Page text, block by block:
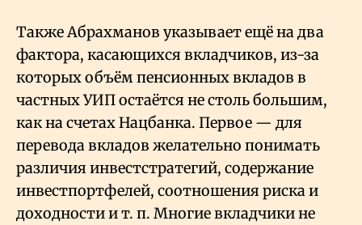
Также Абрахманов указывает ещё на два
фактора, касающихся вкладчиков, из-за
которых объём пенсионных вкладов в
частных УИП остаётся не столь большим,
как на счетах Нацбанка. Первое — для
перевода вкладов желательно понимать
различия инвестстратегий, содержание
инвестпортфелей, соотношения риска и
доходности и т. п. Многие вкладчики не